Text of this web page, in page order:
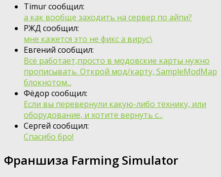
Timur сообщил:
а как вообще заходить на сервер по айпи?
РЖД сообщил:
мне кажется это не фикс а вирус\
Евгений сообщил:
Всё работает,просто в модовские карты нужно
прописывать. Открой мод/карту, SampleModMap
блокнотом...
Фёдор сообщил:
Если вы перевернули какую-либо технику, или
оборудование, и хотите вернуть с...
Сергей сообщил:
Спасибо бро!
Франшиза Farming Simulator